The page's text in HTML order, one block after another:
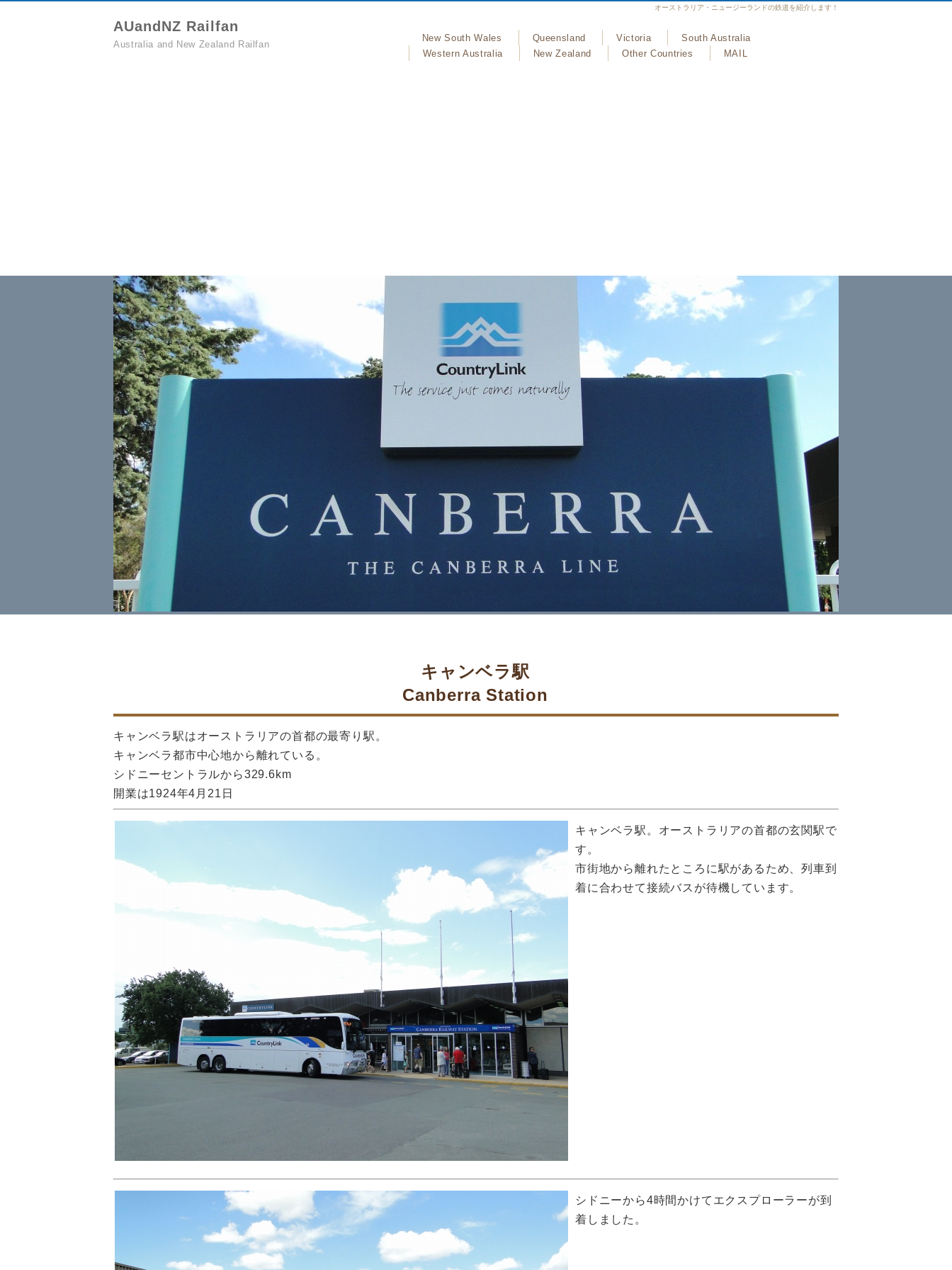
オーストラリア・ニュージーランドの鉄道を紹介します！
AUandNZ Railfan
Australia and New Zealand Railfan
New South Wales Queensland Victoria
South Australia
Western Australia
New Zealand Other Countries MAIL
キャンベラ駅
Canberra Station
キャンベラ駅はオーストラリアの首都の最寄り駅。
キャンベラ都市中心地から離れている。
シドニーセントラルから329.6km
開業は1924年4月21日
キャンベラ駅。オーストラリアの首都の玄関駅で
す。
市街地から離れたところに駅があるため、列車到
着に合わせて接続バスが待機しています。
シドニーから4時間かけてエクスプローラーが到
着しました。